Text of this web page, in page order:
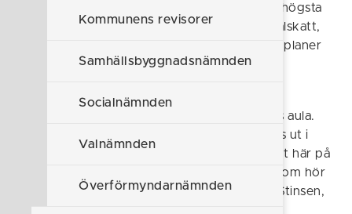
Kommunens revisorer
Samhällsbyggnadsnämnden
Socialnämnden
Valnämnden
Överförmyndarnämnden
arbete. Kommunfullmäktige är kommunens högsta
beslutande organ och beslutar om kommunalskatt,
verksamheternas budget och övergripande planer
av olika slag.
Fullmäktige sammanträder 8-9 ggr per år,
undantaget juli och augusti, i Kommunhusets aula.
Vilka ärenden som ska behandlas annonseras ut i
dagstidningarna cirka en vecka i förväg, samt här på
hemsidan. Ärendelistan med de handlingar som hör
till, finns i sin helhet på Kommunhuset och i Stinsen,
Margaretagatan 19. Mötesprotokollen finns